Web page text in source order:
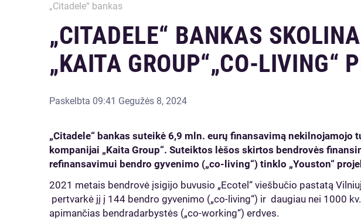
„Citadele“ bankas
„CITADELE“ BANKAS
„KAITA GROUP“„CO-LIVING“
Paskelbta 09:41 Gegužės 8, 2024
„Citadele“ bankas suteikė 6,9 mln. eurų finansavimą nekilnojamojo
kompanijai „Kaita Group“. Suteiktos lėšos skirtos bendrovės
refinansavimui bendro gyvenimo („co-living“) tinklo „Youston“
2021 metais bendrovė įsigijo buvusio „Ecotel“ viešbučio pastatą
pertvarkė jį į 144 bendro gyvenimo („co-living“) ir daugiau nei 1000
apimančias bendradarbystės („co-working“) erdves.